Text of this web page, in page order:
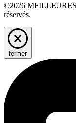
©2026
réservés.
fermer